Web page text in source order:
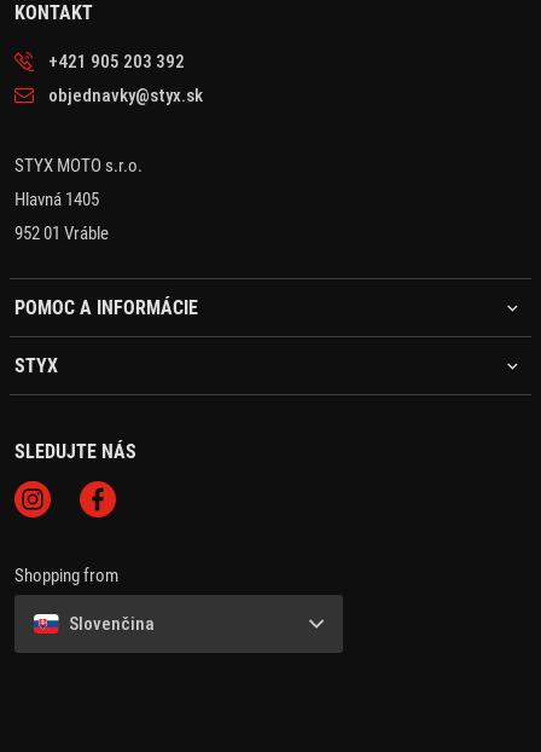
KONTAKT
+421 905 203 392
objednavky@styx.sk
STYX MOTO s.r.o.
Hlavná 1405
952 01 Vráble
POMOC A INFORMÁCIE
STYX
SLEDUJTE NÁS
Shopping from
Slovenčina